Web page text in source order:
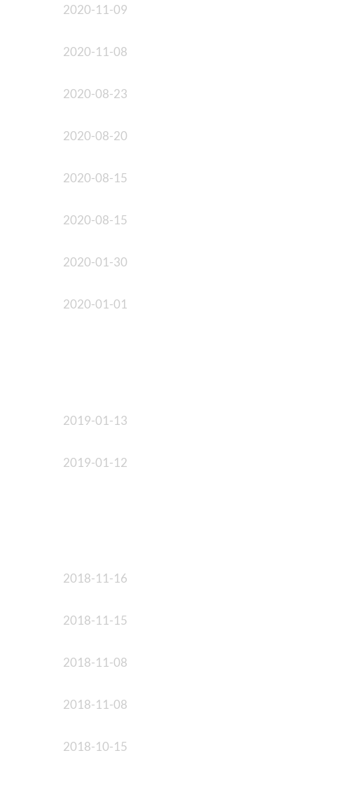
2020-11-09
2020-11-08
2020-08-23
2020-08-20
2020-08-15
2020-08-15
2020-01-30
2020-01-01
2019-01-13
2019-01-12
2018-11-16
2018-11-15
2018-11-08
2018-11-08
2018-10-15